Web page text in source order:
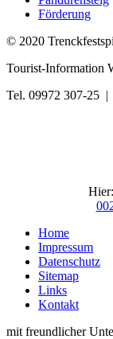
Förderung
© 2020
Tourist-Information
Tel. 09972 307-25 |
Hier:
Home
Impressum
Datenschutz
Sitemap
Links
Kontakt
mit freundlicher